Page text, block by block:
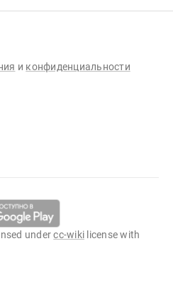
и конфиденциальности
undercc-wiki license with